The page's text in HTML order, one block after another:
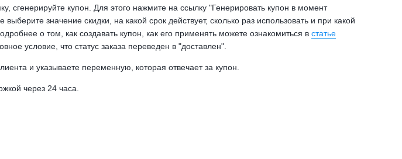
сгенерируйте купон. Для этого нажмите на ссылку "Генерировать купон в момент
выберите значение скидки, на какой срок действует, сколько раз использовать и при какой
о том, как создавать купон, как его применять можете ознакомиться в статье
условие, что статус заказа переведен в "доставлен".
и указываете переменную, которая отвечает за купон.
через 24 часа.